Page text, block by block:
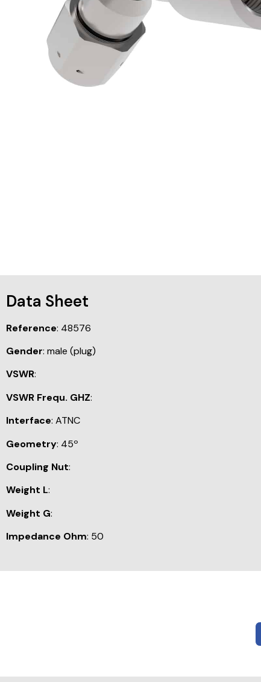
Data Sheet
Reference: 48576
Gender: male (plug)
VSWR:
VSWR Frequ. GHZ:
Interface: ATNC
Geometry: 45º
Coupling Nut:
Weight L:
Weight G:
Impedance Ohm: 50